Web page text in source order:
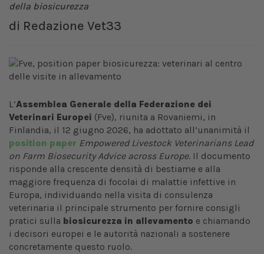
della biosicurezza
di Redazione Vet33
L’Assemblea Generale della Federazione dei
Veterinari Europei (Fve), riunita a Rovaniemi, in
Finlandia, il 12 giugno 2026, ha adottato all’unanimità il
position paper Empowered Livestock Veterinarians Lead
on Farm Biosecurity Advice across Europe. Il documento
risponde alla crescente densità di bestiame e alla
maggiore frequenza di focolai di malattie infettive in
Europa, individuando nella visita di consulenza
veterinaria il principale strumento per fornire consigli
pratici sulla biosicurezza in allevamento e chiamando
i decisori europei e le autorità nazionali a sostenere
concretamente questo ruolo.